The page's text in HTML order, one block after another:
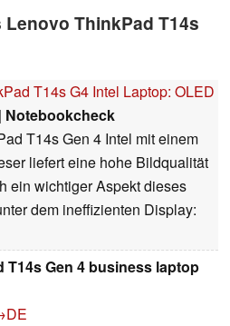
ThinkPad T14s
T14s G4 Intel Laptop: OLED
| Notebookcheck
T14s Gen 4 Intel mit einem
liefert eine hohe Bildqualität
ein wichtiger Aspekt dieses
dem ineffizienten Display:
T14s Gen 4 business laptop